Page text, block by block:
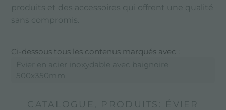
produits et des accessoires qui offrent une qualité
sans compromis.
Ci-dessous tous les contenus marqués avec :
Évier en acier inoxydable avec baignoire
500x350mm
CATALOGUE, PRODUITS: ÉVIER